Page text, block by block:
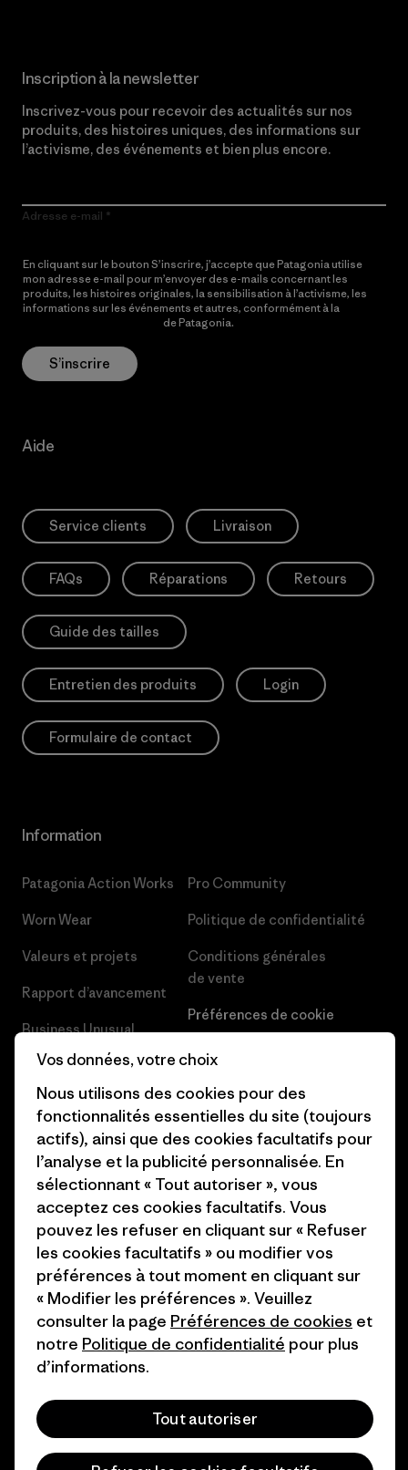
Inscription à la newsletter
Inscrivez-vous pour recevoir des actualités sur nos
produits, des histoires uniques, des informations sur
l’activisme, des événements et bien plus encore.
Adresse e-mail
En cliquant sur le bouton S’inscrire, j’accepte que Patagonia utilise
mon adresse e-mail pour m’envoyer des e-mails concernant les
produits, les histoires originales, la sensibilisation à l’activisme, les
informations sur les événements et autres, conformément à la
de Patagonia.
S’inscrire
Aide
Service clients Livraison
FAQs Réparations Retours
Guide des tailles
Entretien des produits Login
Formulaire de contact
Information
Patagonia Action Works
Worn Wear
Valeurs et projets
Rapport d’avancement
Business Unusual
Objectifs climatiques
1% For The Planet
Comment nous
finançons
Nos magasins
Pro Community
Politique de confidentialité
Conditions générales
de vente
Préférences de cookie
Carrières
Presse et media
Industry program
Programme d’affiliation
Patagonia Belgique Plan du
site
© 2026 Patagonia, Inc. All Rights Reserved.
français
Vos données, votre choix
Nous utilisons des cookies pour des
fonctionnalités essentielles du site (toujours
actifs), ainsi que des cookies facultatifs pour
l’analyse et la publicité personnalisée. En
sélectionnant « Tout autoriser », vous
acceptez ces cookies facultatifs. Vous
pouvez les refuser en cliquant sur « Refuser
les cookies facultatifs » ou modifier vos
préférences à tout moment en cliquant sur
« Modifier les préférences ». Veuillez
consulter la page Préférences de cookies et
notre Politique de confidentialité pour plus
d’informations.
Tout autoriser